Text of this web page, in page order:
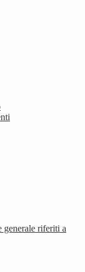
generale riferiti a